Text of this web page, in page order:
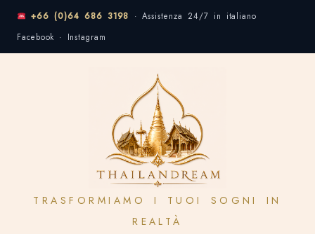
+66 (0)64 686 3198 · Assistenza 24/7 in italiano
Facebook · Instagram
TRASFORMIAMO I TUOI SOGNI IN
REALTÀ